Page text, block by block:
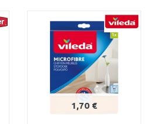
WARENKORB
Vergleichen
1,70 €